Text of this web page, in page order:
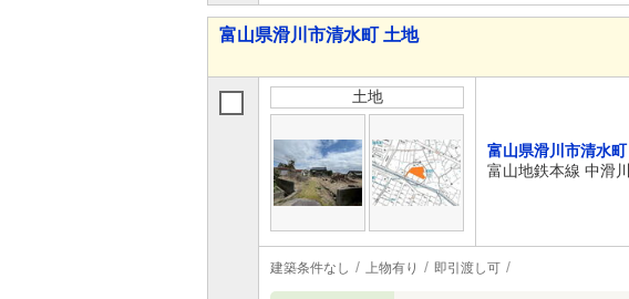
富山県滑川市清水町 土地
土地
富山県滑川市清水町
富山地鉄本線 中滑
建築条件なし 上物有り 即引渡し可